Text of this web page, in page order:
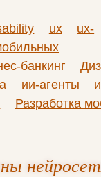
ux
ux-
банкинг
ии-агенты
Разработка